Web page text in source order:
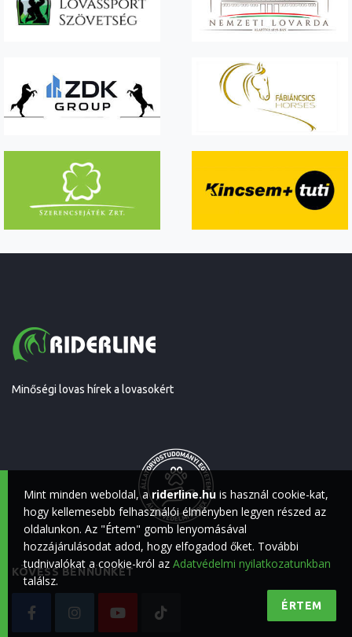
Minőségi lovas hírek a lovasokért
KÖVESS BENNÜNKET
Mint minden weboldal, ariderline.hu is használ cookie-kat,
hogy kellemesebb felhasználói élményben legyen részed az
oldalunkon. Az "Értem" gomb lenyomásával
hozzájárulásodat adod, hogy elfogadod őket. További
tudnivalókat a cookie-król az Adatvédelmi nyilatkozatunkban
találsz.
ÉRTEM